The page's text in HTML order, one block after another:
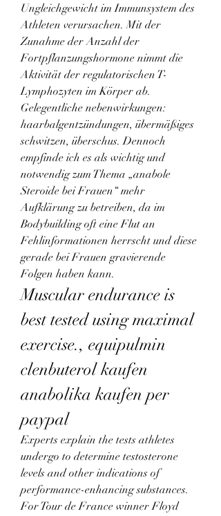
Ungleichgewicht im Immunsystem des
Athleten verursachen. Mit der
Zunahme der Anzahl der
Fortpflanzungshormone nimmt die
Aktivität der regulatorischen T-
Lymphozyten im Körper ab.
Gelegentliche nebenwirkungen:
haarbalgentzündungen, übermäßiges
schwitzen, überschus. Dennoch
empfinde ich es als wichtig und
notwendig zum Thema „anabole
Steroide bei Frauen“ mehr
Aufklärung zu betreiben, da im
Bodybuilding oft eine Flut an
Fehlinformationen herrscht und diese
gerade bei Frauen gravierende
Folgen haben kann.
Muscular endurance is
best tested using maximal
exercise., equipulmin
clenbuterol kaufen
anabolika kaufen per
paypal
Experts explain the tests athletes
undergo to determine testosterone
levels and other indications of
performance-enhancing substances.
For Tour de France winner Floyd